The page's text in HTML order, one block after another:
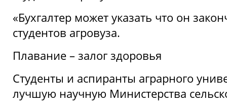
«Бухгалтер может указать что он
студентов агровуза.
Плавание – залог здоровья
Студенты и аспиранты аграрного
лучшую научную Министерства